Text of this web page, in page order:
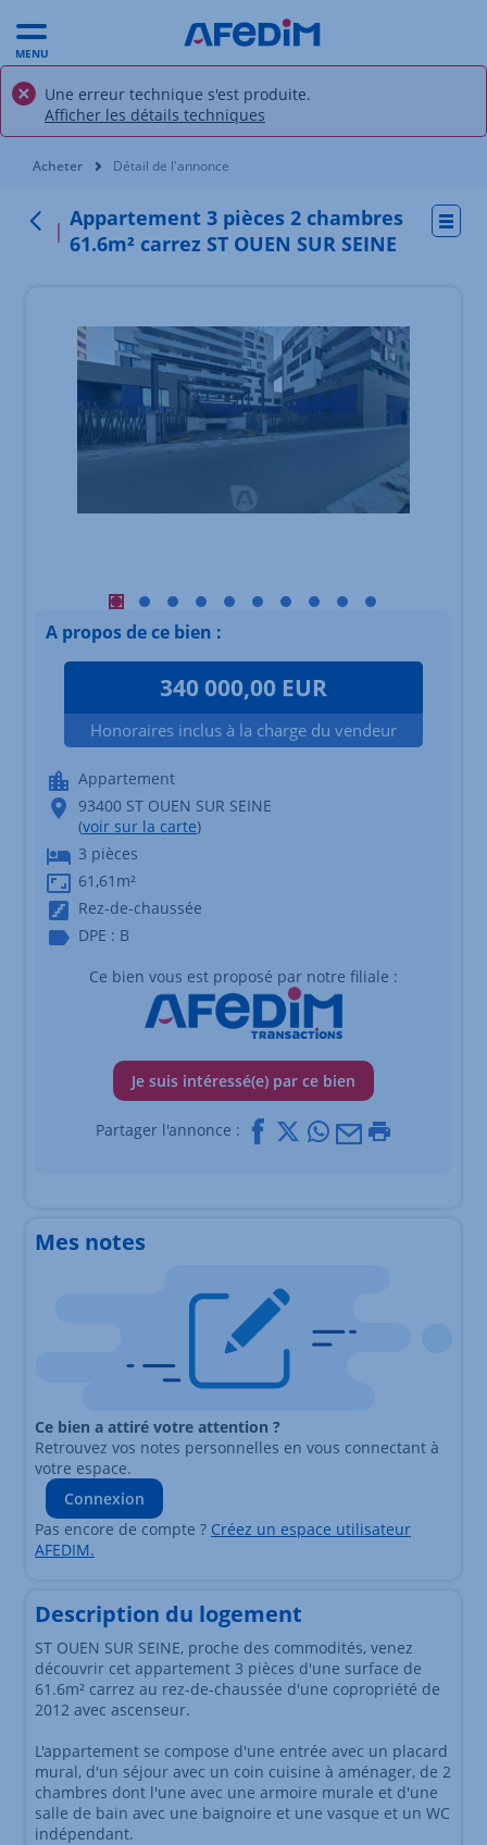
MENU
Une erreur technique s'est produite.
Afficher les détails techniques
Vous êtes ici:
Acheter Détail de l'annonce
Retour
Appartement 3 pièces 2 chambres
61.6m² carrez ST OUEN SUR SEINE
Visuel principal mobile Afficher l'élément 1
Visuel principal mobile Afficher l'élément 2
Visuel principal mobile Afficher l'élément 3
Visuel principal mobile Afficher
Visuel principal mobile Afficher
Visuel principal mobile
Visuel principal mobile
Visuel principal mobile
Visuel principal
Visuel
Élément 1 sur 10
A propos de ce bien :
340 000,00 EUR
Honoraires inclus à la charge du vendeur
Appartement
93400 ST OUEN SUR SEINE
(voir sur la carte)
3 pièces
61,61m²
Rez-de-chaussée
DPE : B
Ce bien vous est proposé par notre filiale :
Je suis intéressé(e) par ce bien
Partager l'annonce : Facebook
X Whatsapp
Mail
Mes notes
Ce bien a attiré votre attention ?
Retrouvez vos notes personnelles en vous connectant à
votre espace.
Connexion
Pas encore de compte ? Créez un espace utilisateur
AFEDIM.
Description du logement
ST OUEN SUR SEINE, proche des commodités, venez
découvrir cet appartement 3 pièces d'une surface de
61.6m² carrez au rez-de-chaussée d'une copropriété de
2012 avec ascenseur.
L'appartement se compose d'une entrée avec un placard
mural, d'un séjour avec un coin cuisine à aménager, de 2
chambres dont l'une avec une armoire murale et d'une
salle de bain avec une baignoire et une vasque et un WC
indépendant.